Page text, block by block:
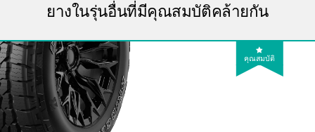
ยางในรุ่นอื่นที่มีคุณสมบัติคล้ายกัน
คุณสมบัติ